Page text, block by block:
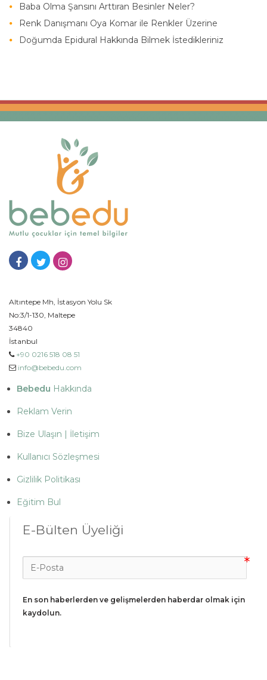
Baba Olma Şansını Arttıran Besinler Neler?
Renk Danışmanı Oya Komar ile Renkler Üzerine
Doğumda Epidural Hakkında Bilmek İstedikleriniz
Altıntepe Mh, İstasyon Yolu Sk
No:3/1-130, Maltepe
34840
İstanbul
+90 0216 518 08 51
info@bebedu.com
Bebedu Hakkında
Reklam Verin
Bize Ulaşın | İletişim
Kullanıcı Sözleşmesi
Gizlilik Politikası
Eğitim Bul
E-Bülten Üyeliği
En son haberlerden ve gelişmelerden haberdar olmak için
kaydolun.